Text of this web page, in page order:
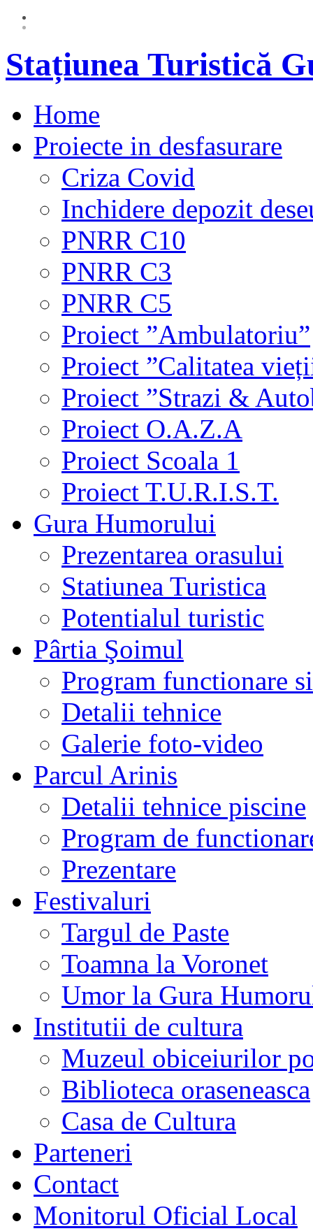
Stațiunea Turistică
Home
Proiecte in desfasurare
Criza Covid
Inchidere depozit
PNRR C10
PNRR C3
PNRR C5
Proiect ”Ambulatoriu”
Proiect ”Calitatea
Proiect ”Strazi &
Proiect O.A.Z.A
Proiect Scoala 1
Proiect T.U.R.I.S.T.
Gura Humorului
Prezentarea orasului
Statiunea Turistica
Potentialul turistic
Pârtia Şoimul
Program functionare
Detalii tehnice
Galerie foto-video
Parcul Arinis
Detalii tehnice piscine
Program de
Prezentare
Festivaluri
Targul de Paste
Toamna la Voronet
Umor la Gura
Institutii de cultura
Muzeul obiceiurilor
Biblioteca oraseneasca
Casa de Cultura
Parteneri
Contact
Monitorul Oficial Local